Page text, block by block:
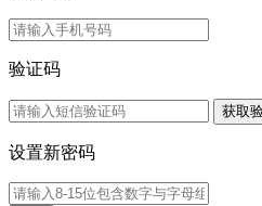
验证码
获取
设置新密码